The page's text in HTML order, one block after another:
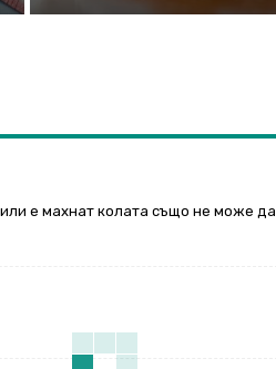
е махнат колата също не може да